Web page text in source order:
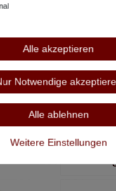
im 2er-
- weiß
hohem
Alle akzeptieren
Notwendige
Alle ablehnen
Weitere Einstellungen